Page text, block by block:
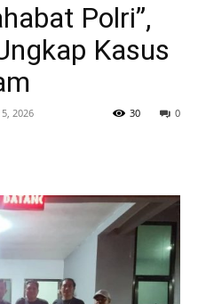
Polri”,
Kasus
2026 0
30